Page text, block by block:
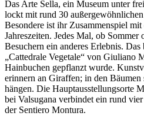
Das Arte Sella, ein Museum unter
lockt mit rund 30
Besondere ist ihr Zusammenspiel
Jahreszeiten. Jedes Mal, ob Sommer
Besuchern ein anderes Erlebnis.
„Cattedrale Vegetale“ von Giuliano
Hainbuchen gepflanzt wurde.
erinnern an Giraffen; in den Bäumen
hängen. Die Hauptausstellungsorte
bei Valsugana verbindet ein rund
der Sentiero Montura.